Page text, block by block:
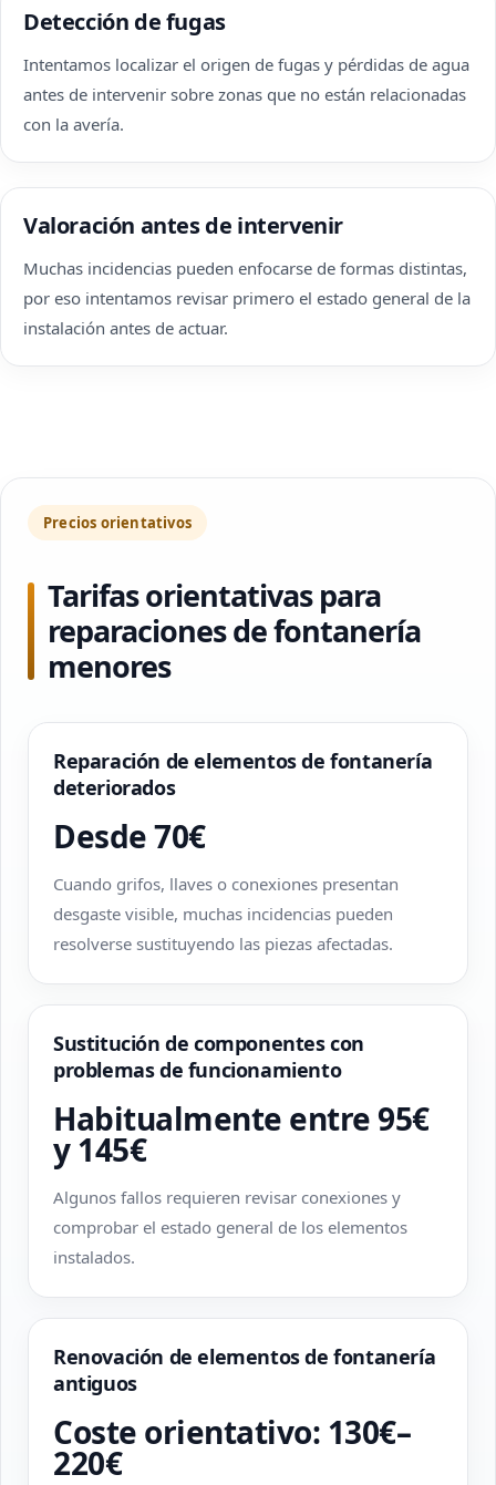
Detección de fugas
Intentamos localizar el origen de fugas y pérdidas de agua
antes de intervenir sobre zonas que no están relacionadas
con la avería.
Valoración antes de intervenir
Muchas incidencias pueden enfocarse de formas distintas,
por eso intentamos revisar primero el estado general de la
instalación antes de actuar.
Precios orientativos
Tarifas orientativas para
reparaciones de fontanería
menores
Reparación de elementos de fontanería
deteriorados
Desde 70€
Cuando grifos, llaves o conexiones presentan
desgaste visible, muchas incidencias pueden
resolverse sustituyendo las piezas afectadas.
Sustitución de componentes con
problemas de funcionamiento
Habitualmente entre 95€
y 145€
Algunos fallos requieren revisar conexiones y
comprobar el estado general de los elementos
instalados.
Renovación de elementos de fontanería
antiguos
Coste orientativo: 130€–
220€